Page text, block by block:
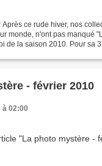
Après ce rude hiver, nos
monde, n'ont pas manqué
de la saison 2010. Pour sa
- février 2010
à 02:00